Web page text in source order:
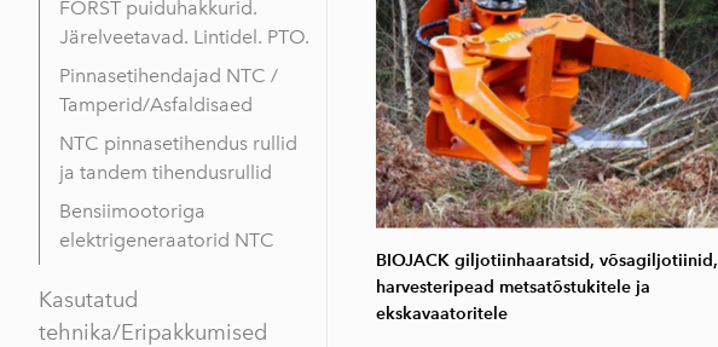
FÖRST puiduhakkurid.
Järelveetavad. Lintidel. PTO.
Pinnasetihendajad NTC /
Tamperid/Asfaldisaed
NTC pinnasetihendus rullid
ja tandem tihendusrullid
Bensiimootoriga
elektrigeneraatorid NTC
Kasutatud
tehnika/Eripakkumised
BIOJACK giljotiinhaaratsid, võsagiljotiinid,
harvesteripead metsatõstukitele ja
ekskavaatoritele